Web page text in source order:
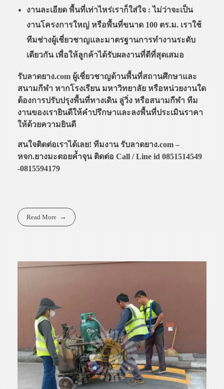
งานละเอียด พื้นที่เท่าไหร่เราก็ใส่ใจ : ไม่ว่าจะเป็น
งานโครงการใหญ่ หรือพื้นที่ขนาด 100 ตร.ม. เราใช้
ทีมช่างผู้เชี่ยวชาญและมาตรฐานการทำงานระดับ
เดียวกัน เพื่อให้ลูกค้าได้รับผลงานที่ดีที่สุดเสมอ
รับลาดยาง.com ผู้เชี่ยวชาญด้านพื้นที่สถานศึกษาและ
สนามกีฬา หากโรงเรียน มหาวิทยาลัย หรือหน่วยงานใด
ต้องการปรับปรุงพื้นที่ทางเดิน ลู่วิ่ง หรือสนามกีฬา ทีม
งานของเรายินดีให้คำปรึกษาและลงพื้นที่ประเมินราคา
ให้ด้วยความยินดี
สนใจติดต่อเราได้เลย! ทีมงาน รับลาดยาง.com –
หจก.ยางมะตอยค้ำจุน ติดต่อ Call / Line id 0851514549
-0815594179
Read More